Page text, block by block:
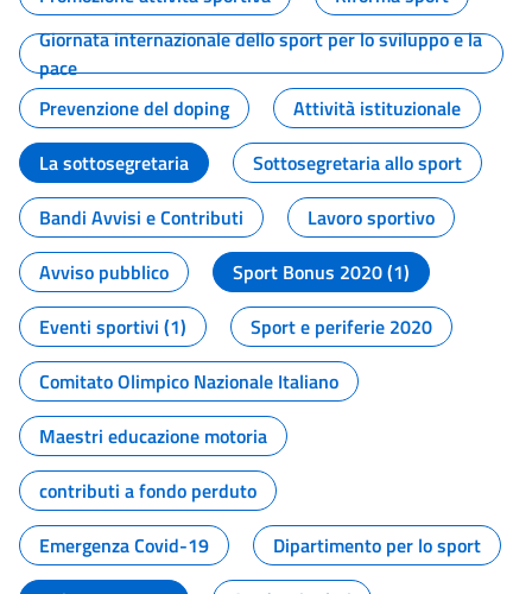
Giornata internazionale dello sport per lo sviluppo e la
pace
Prevenzione del doping
Attività istituzionale
La sottosegretaria
Sottosegretaria allo sport
Bandi Avvisi e Contributi
Lavoro sportivo
Avviso pubblico
Sport Bonus 2020 (1)
Eventi sportivi (1)
Sport e periferie 2020
Comitato Olimpico Nazionale Italiano
Maestri educazione motoria
contributi a fondo perduto
Emergenza Covid-19
Dipartimento per lo sport